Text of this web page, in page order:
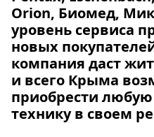
Orion, Биомед,
уровень сервиса
новых
компания даст
и всего Крыма
приобрести
технику в своем